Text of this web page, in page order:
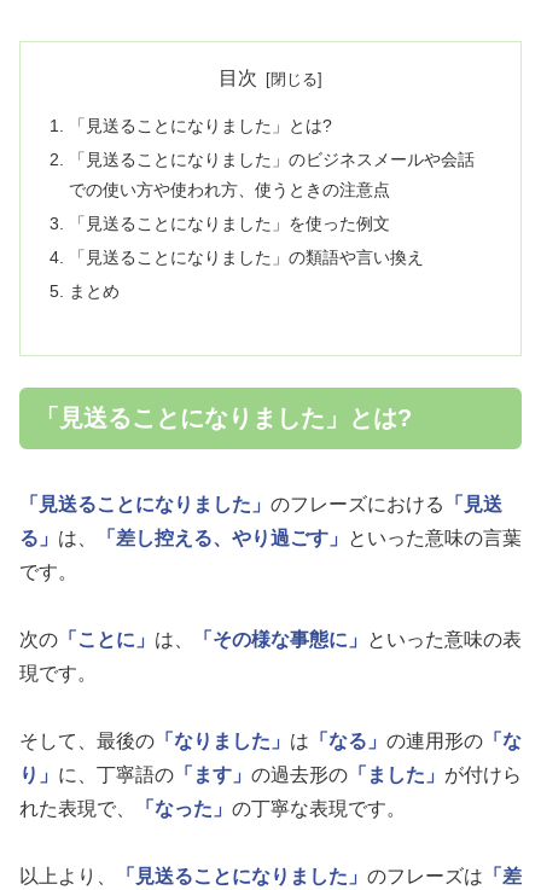
目次
「見送ることになりました」とは?
「見送ることになりました」のビジネスメールや会話
での使い方や使われ方、使うときの注意点
「見送ることになりました」を使った例文
「見送ることになりました」の類語や言い換え
まとめ
「見送ることになりました」とは?
「見送ることになりました」 のフレーズにおける
「見送
る」 は、 「差し控える、やり過ごす」
といった意味の言葉
です。
次の 「ことに」 は、 「その様な事態に」
といった意味の表
現です。
そして、最後の 「なりました」 は 「なる」 の連用形の 「な
り」 に、丁寧語の 「ます」 の過去形の 「ました」 が付けら
れた表現で、
「なった」 の丁寧な表現です。
以上より、 「見送ることになりました」 のフレーズは 「差